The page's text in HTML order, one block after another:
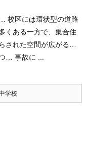
校区には環状型の道路
くある一方で、集合住
された空間が広がる…
… 事故に ...
学校